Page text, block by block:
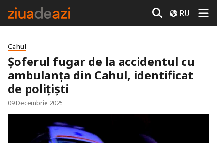
RU
Cahul
Șoferul fugar de la accidentul cu
ambulanța din Cahul, identificat
de polițiști
09 Decembrie 2025